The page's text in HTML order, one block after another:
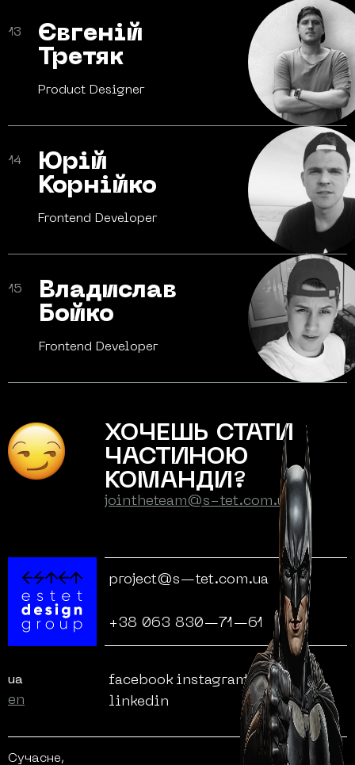
13
Євгеній
Третяк
Product Designer
14
Юрій
Корнійко
Frontend Developer
15
Владислав
Бойко
Frontend Developer
ХОЧЕШЬ СТАТИ
ЧАСТИНОЮ
КОМАНДИ?
jointheteam@s-tet.com.ua
project@s—tet.com.ua
+38 063 830—71—61
ua
en
facebook instagrambehance
linkedin
Сучасне,